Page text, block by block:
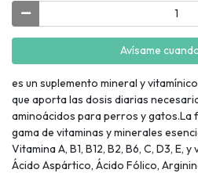
Avísame
es un suplemento mineral y
que aporta las dosis diarias
aminoácidos para perros y gatos.La
gama de vitaminas y minerales
Vitamina A, B1, B12, B2, B6, C, D3, E,
Ácido Aspártico, Ácido Fólico,